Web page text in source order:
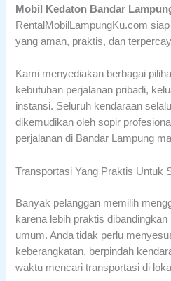
Mobil Kedaton Bandar
RentalMobilLampungKu.com
yang aman, praktis, dan
Kami menyediakan berbagai
kebutuhan perjalanan pribadi,
instansi. Seluruh kendaraan
dikemudikan oleh sopir
perjalanan di Bandar Lampung
Transportasi Yang Praktis Untuk
Banyak pelanggan memilih
karena lebih praktis
umum. Anda tidak perlu
keberangkatan, berpindah
waktu mencari transportasi di